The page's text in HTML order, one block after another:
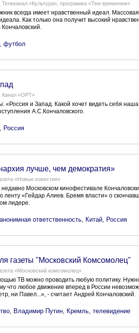
Телеканал «Культура», программа «Тем временем»
всегда имеет нравственный идеал. Массовая
Как только она получит высокий
, футбол
Канал «ОРТ»
«Россия и Запад. Какой хочет видеть себя
А.С.Кончаловского.
, Россия
лучше, чем демократия»
«Новые известия»
Московском кинофестивале
ленту «Гейдар Алиев. Бремя власти» о
лидере.
анонимная ответственность, Китай, Россия
газеты "Московский Комсомолец"
«Московский комсомолец»
ТВ можно проводить любую политику.
что любое движение вперед в России
ни Павел...», - считает Андрей Кончаловский.
, Владимир Путин, Кремль, телевидение